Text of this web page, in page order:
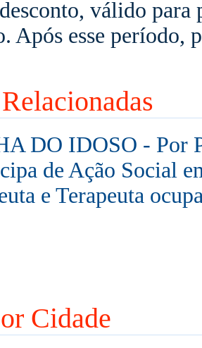
válido para
Após esse período,
DO IDOSO - Por
de Ação Social
e Terapeuta
Cidade